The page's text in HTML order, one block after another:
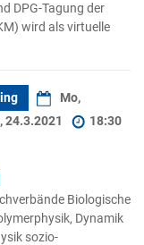
DPG-Tagung der
wird als virtuelle
Mo,
24.3.2021
18:30
Biologische
Dynamik
sozio-